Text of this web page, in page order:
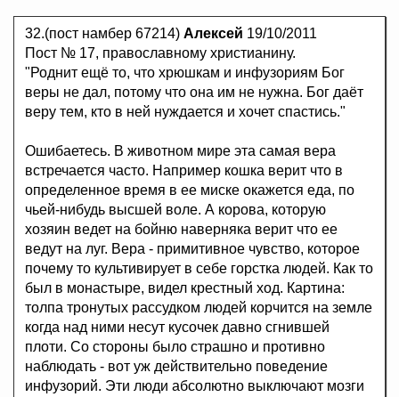
32.(пост намбер 67214) Алексей 19/10/2011
Пост № 17, православному христианину.
"Роднит ещё то, что хрюшкам и инфузориям Бог
веры не дал, потому что она им не нужна. Бог даёт
веру тем, кто в ней нуждается и хочет спастись."
Ошибаетесь. В животном мире эта самая вера
встречается часто. Например кошка верит что в
определенное время в ее миске окажется еда, по
чьей-нибудь высшей воле. А корова, которую
хозяин ведет на бойню наверняка верит что ее
ведут на луг. Вера - примитивное чувство, которое
почему то культивирует в себе горстка людей. Как то
был в монастыре, видел крестный ход. Картина:
толпа тронутых рассудком людей корчится на земле
когда над ними несут кусочек давно сгнившей
плоти. Со стороны было страшно и противно
наблюдать - вот уж действительно поведение
инфузорий. Эти люди абсолютно выключают мозги